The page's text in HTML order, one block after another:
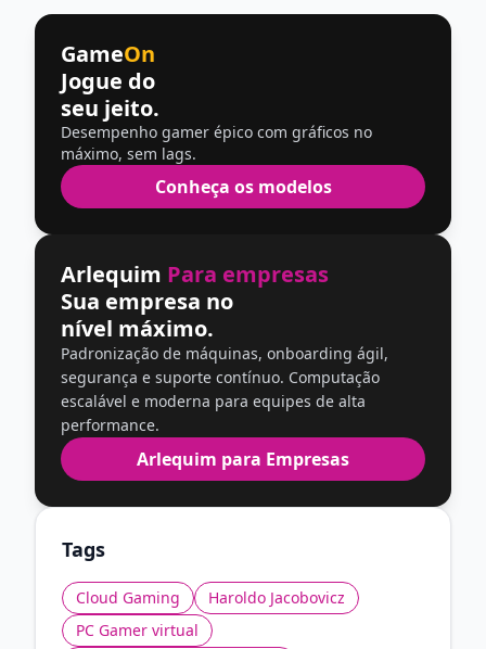
GameOn
Jogue do
seu jeito.
Desempenho gamer épico com gráficos no
máximo, sem lags.
Conheça os modelos
Arlequim Para empresas
Sua empresa no
nível máximo.
Padronização de máquinas, onboarding ágil,
segurança e suporte contínuo. Computação
escalável e moderna para equipes de alta
performance.
Arlequim para Empresas
Tags
Cloud Gaming
Haroldo Jacobovicz
PC Gamer virtual